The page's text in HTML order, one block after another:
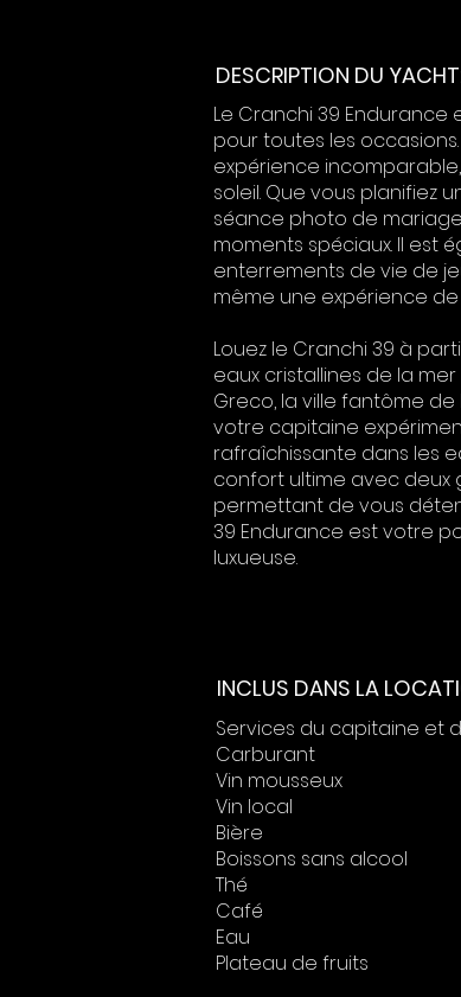
DESCRIPTION DU
Le Cranchi 39
pour toutes les
expérience
soleil. Que vous planifiez
séance photo de
moments spéciaux. Il est
enterrements de vie de
même une expérience
Louez le Cranchi 39 à
eaux cristallines de la
Greco, la ville fantôme
votre capitaine
rafraîchissante dans les
confort ultime avec deux
permettant de vous
39 Endurance est votre
luxueuse.
INCLUS DANS LA
Services du capitaine et
Carburant
Vin mousseux
Vin local
Bière
Boissons sans alcool
Thé
Café
Eau
Plateau de fruits